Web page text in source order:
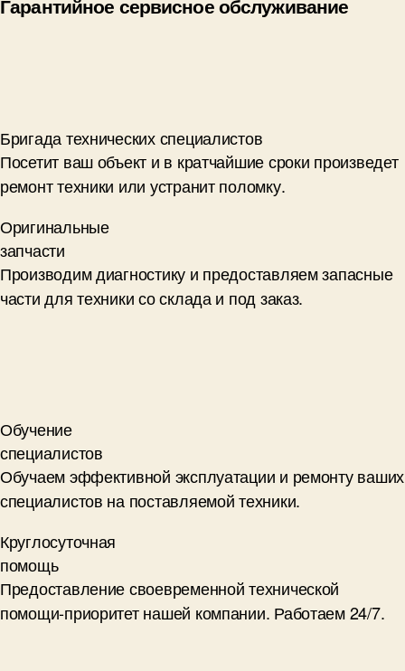
Бригада технических специалистов
Посетит ваш объект и в кратчайшие сроки произведет
ремонт техники или устранит поломку.
Оригинальные
запчасти
Производим диагностику и предоставляем запасные
части для техники со склада и под заказ.
Обучение
специалистов
Обучаем эффективной эксплуатации и ремонту ваших
специалистов на поставляемой техники.
Круглосуточная
помощь
Предоставление своевременной технической
помощи-приоритет нашей компании. Работаем 24/7.